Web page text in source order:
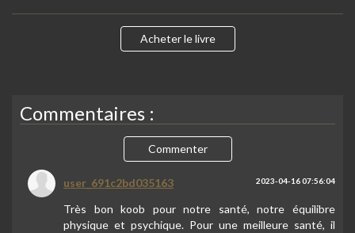
Acheter le livre
Commentaires :
Commenter
user_691c2bd035163 2023-04-16 07:56:04
Très bon koob pour notre santé, notre équilibre
physique et psychique. Pour une meilleure santé, il